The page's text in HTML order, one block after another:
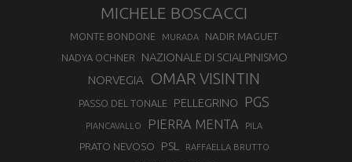
MICHELE BOSCACCI
MONTE BONDONE MURADA NADIR MAGUET
NADYA OCHNER
NAZIONALE DI SCIALPINISMO
NORVEGIA
OMAR VISINTIN
PASSO DEL TONALE PELLEGRINO PGS
PIANCAVALLO PIERRA MENTA PILA
PRATO NEVOSO PSL RAFFAELLA BRUTTO